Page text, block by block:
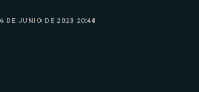
DE JUNIO DE 2023 20:44